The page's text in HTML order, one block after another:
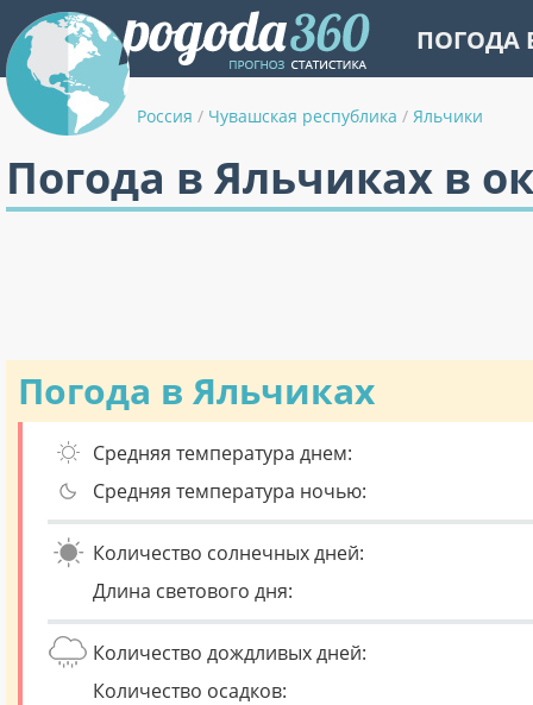
ПОГОДА
Россия / Чувашская республика / Яльчики
Погода в Яльчиках в
Погода в Яльчиках
Средняя температура днем:
Средняя температура ночью:
Количество солнечных дней:
Длина светового дня:
Количество дождливых дней:
Количество осадков: